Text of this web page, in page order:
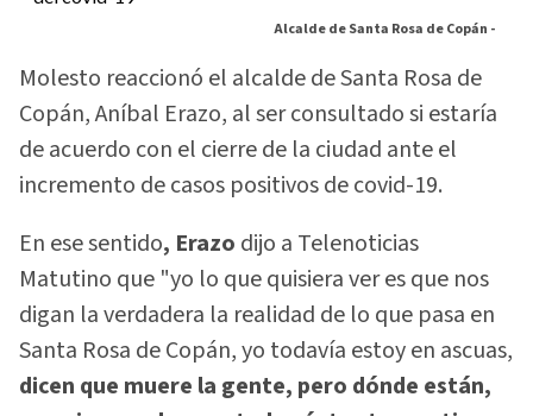
Alcalde de Santa Rosa de Copán -
Molesto reaccionó el alcalde de Santa Rosa de
Copán, Aníbal Erazo, al ser consultado si estaría
de acuerdo con el cierre de la ciudad ante el
incremento de casos positivos de covid-19.
En ese sentido, Erazo dijo a Telenoticias
Matutino que "yo lo que quisiera ver es que nos
digan la verdadera la realidad de lo que pasa en
Santa Rosa de Copán, yo todavía estoy en ascuas,
dicen que muere la gente, pero dónde están,